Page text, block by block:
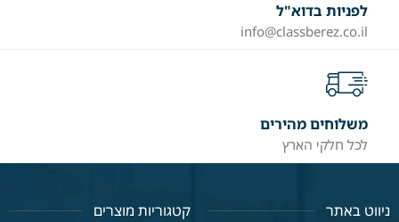
לפניות בדוא"ל
info@classberez.co.il
משלוחים מהירים
לכל חלקי הארץ
ניווט באתר קטגוריות מוצרים